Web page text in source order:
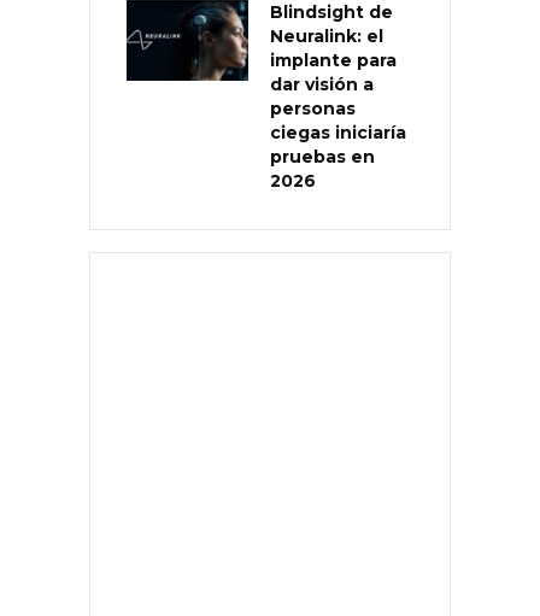
Blindsight de
Neuralink: el
implante para
dar visión a
personas
ciegas iniciaría
pruebas en
2026